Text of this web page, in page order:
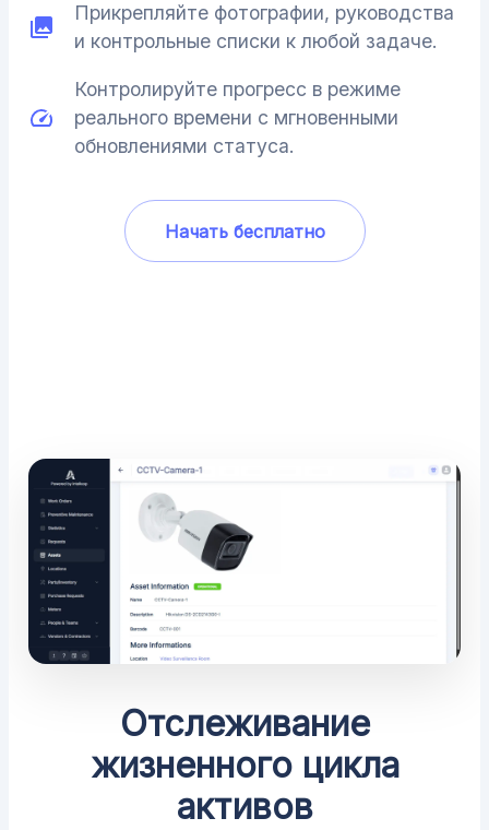
Прикрепляйте фотографии, руководства
и контрольные списки к любой задаче.
Контролируйте прогресс в режиме
реального времени с мгновенными
обновлениями статуса.
Начать бесплатно
Отслеживание
жизненного цикла
активов